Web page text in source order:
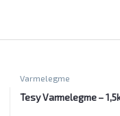
Varmelegme
Tesy Varmelegme –